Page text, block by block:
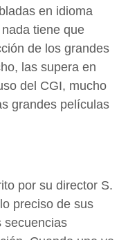
en idioma
nada tiene que
de los grandes
las supera en
del CGI, mucho
grandes películas
por su director S.
preciso de sus
secuencias